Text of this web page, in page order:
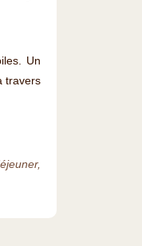
Un
travers